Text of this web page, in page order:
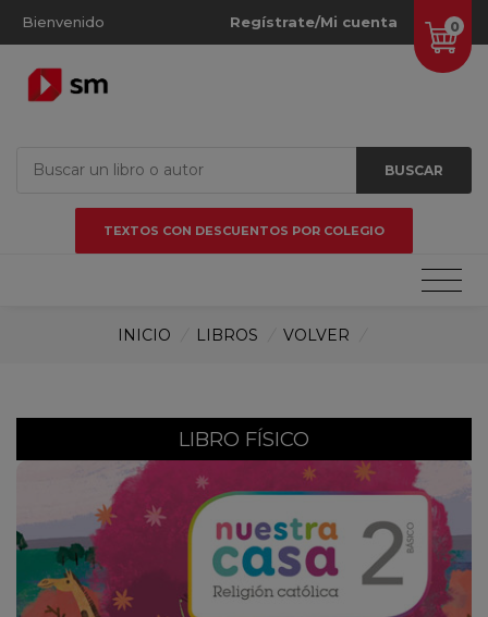
Bienvenido 0
Regístrate/Mi cuenta
BUSCAR
TEXTOS CON DESCUENTOS POR COLEGIO
INICIO LIBROS VOLVER
LIBRO FÍSICO